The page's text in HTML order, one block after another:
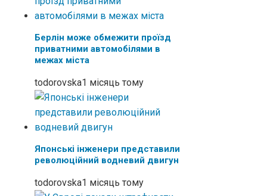
Берлін може обмежити проїзд
приватними автомобілями в
межах міста
todorovska1 місяць тому
Японські інженери представили
революційний водневий двигун
todorovska1 місяць тому